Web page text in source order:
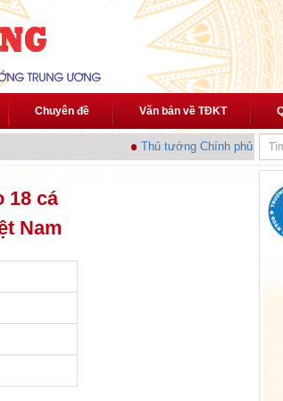
Chuyên đề Văn bản về TĐKT
Thủ tướng Chính phủ phát
18 cá
Nam